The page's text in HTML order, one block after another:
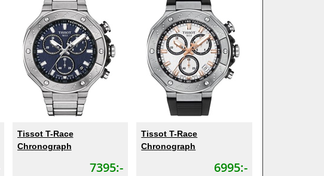
Tissot T-Race
Chronograph
7395:-
Tissot T-Race
Chronograph
6995:-